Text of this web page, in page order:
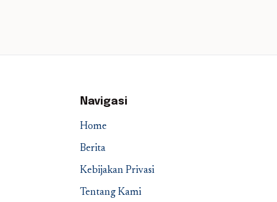
Navigasi
Home
Berita
Kebijakan Privasi
Tentang Kami